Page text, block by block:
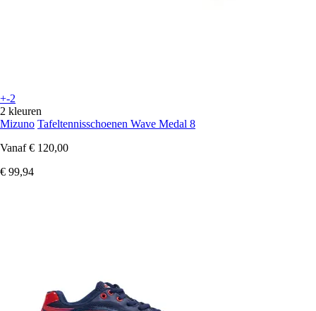
+-2
2 kleuren
Mizuno Tafeltennisschoenen Wave Medal 8
Vanaf € 120,00
€ 99,94